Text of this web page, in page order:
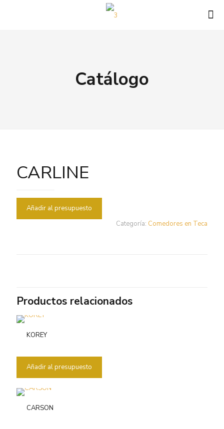
Catálogo
CARLINE
Añadir al presupuesto
Categoría: Comedores en Teca
Productos relacionados
KOREY
Añadir al presupuesto
CARSON